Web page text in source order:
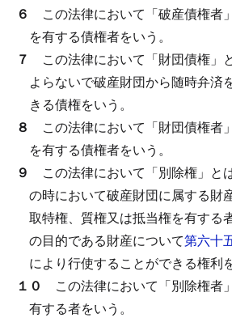
６ この法律において「破産債権者
を有する債権者をいう。
７ この法律において「財団債権」
よらないで破産財団から随時弁済
きる債権をいう。
８ この法律において「財団債権者
を有する債権者をいう。
９ この法律において「別除権」と
の時において破産財団に属する財
取特権、質権又は抵当権を有する
の目的である財産について第六十
により行使することができる権利
１０ この法律において「別除権者
有する者をいう。